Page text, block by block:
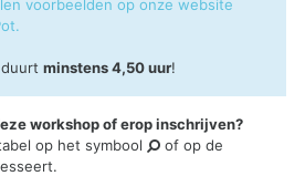
voorbeelden op onze website
duurtminstens 4,50 uur!
workshop of erop inschrijven?
op het symbool
of op de